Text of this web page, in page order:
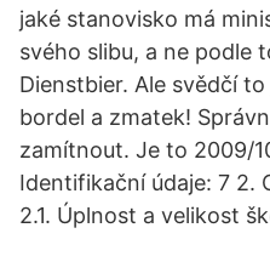
jaké stanovisko má
svého slibu, a ne podle
Dienstbier. Ale svědčí
bordel a zmatek!
zamítnout. Je to 2009/
Identifikační údaje: 7 2.
2.1. Úplnost a velikost